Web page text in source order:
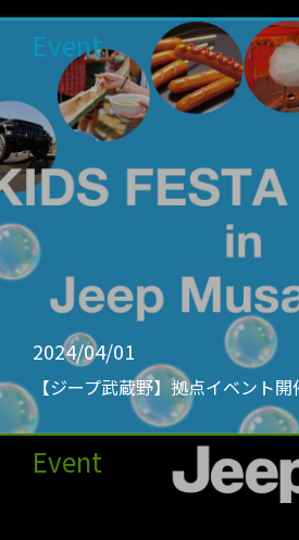
Event
2024/04/01
【ジープ武蔵野】拠点イベント
Event